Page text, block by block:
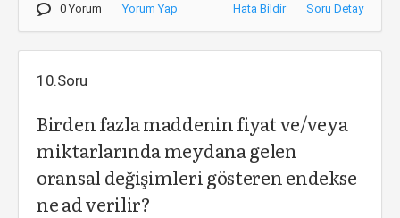
0 Yorum Yorum Yap Hata Bildir Soru Detay
10.Soru
Birden fazla maddenin fiyat ve/veya
miktarlarında meydana gelen
oransal değişimleri gösteren endekse
ne ad verilir?